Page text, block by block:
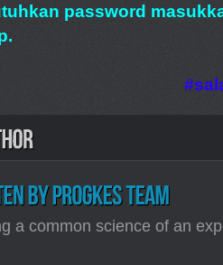
password
a common science of an